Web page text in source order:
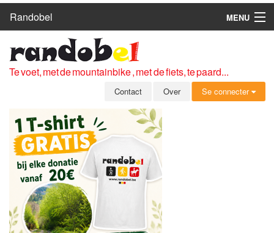
Randobel
MENU
ROUTES
CLUBS
OVER
LEDEN
ZICH AANMELDEN
GRATIS REGISTRATIE
WACHTWOORD VERGETEN
Te voet, met de mountainbike , met de fiets, te paard...
Contact Over Se connecter